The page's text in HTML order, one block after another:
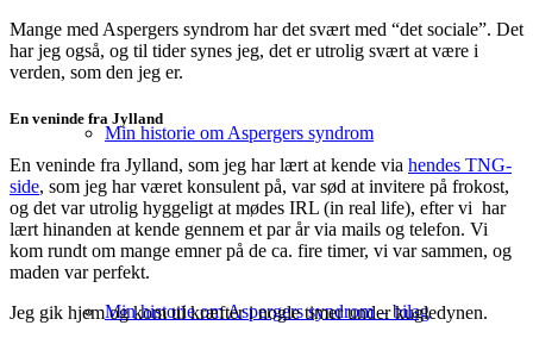
Min historie om Aspergers syndrom
Min historie om Aspergers syndrom – bilag
Mange med Aspergers syndrom har det svært med “det sociale”. Det
har jeg også, og til tider synes jeg, det er utrolig svært at være i
verden, som den jeg er.
En veninde fra Jylland
En veninde fra Jylland, som jeg har lært at kende via hendes TNG-
side, som jeg har været konsulent på, var sød at invitere på frokost,
og det var utrolig hyggeligt at mødes IRL (in real life), efter vi har
lært hinanden at kende gennem et par år via mails og telefon. Vi
kom rundt om mange emner på de ca. fire timer, vi var sammen, og
maden var perfekt.
Jeg gik hjem og kom til kræfter i nogle timer under kugledynen.